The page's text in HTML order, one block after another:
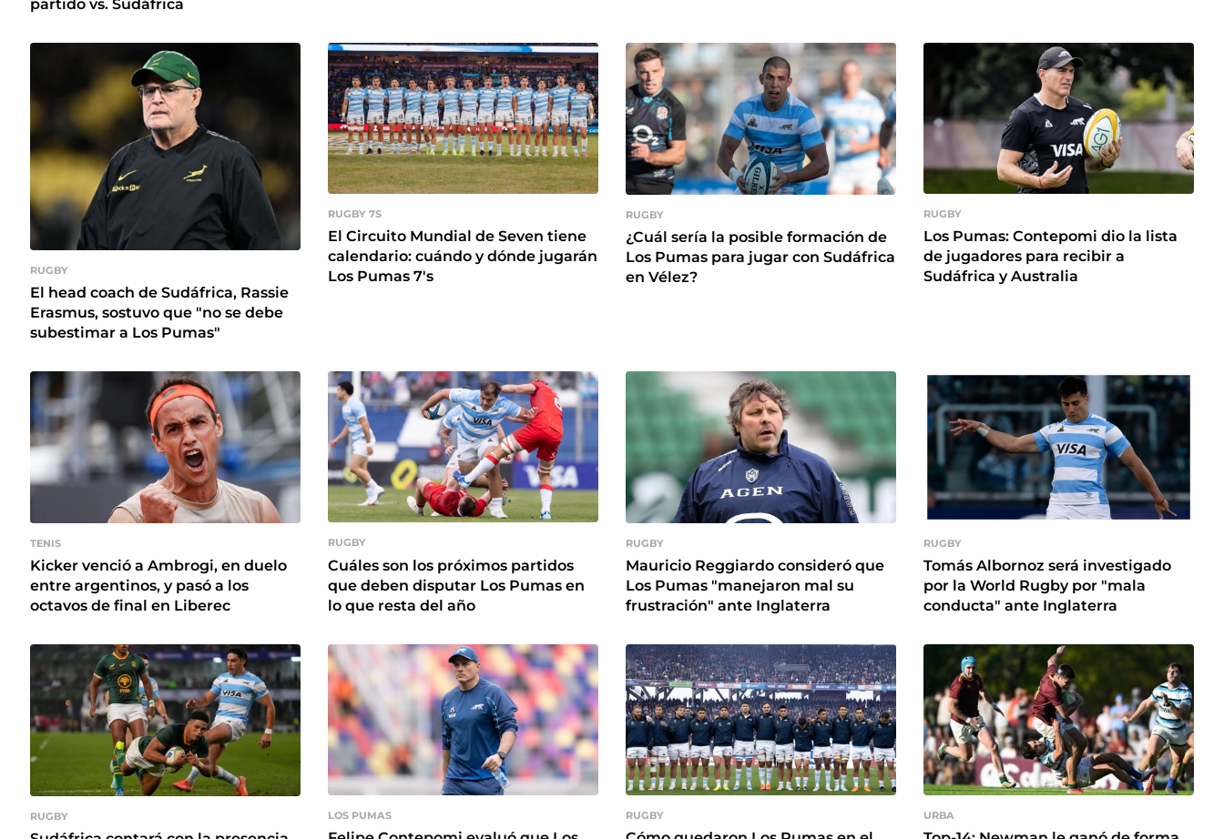
partido vs. Sudáfrica
RUGBY
El head coach de Sudáfrica, Rassie
Erasmus, sostuvo que "no se debe
subestimar a Los Pumas"
RUGBY 7S
El Circuito Mundial de Seven tiene
calendario: cuándo y dónde jugarán
Los Pumas 7's
RUGBY
¿Cuál sería la posible formación de
Los Pumas para jugar con Sudáfrica
en Vélez?
RUGBY
Los Pumas: Contepomi dio la lista
de jugadores para recibir a
Sudáfrica y Australia
TENIS
Kicker venció a Ambrogi, en duelo
entre argentinos, y pasó a los
octavos de final en Liberec
RUGBY
Cuáles son los próximos partidos
que deben disputar Los Pumas en
lo que resta del año
RUGBY
Mauricio Reggiardo consideró que
Los Pumas "manejaron mal su
frustración" ante Inglaterra
RUGBY
Tomás Albornoz será investigado
por la World Rugby por "mala
conducta" ante Inglaterra
RUGBY LOS PUMAS RUGBY URBA